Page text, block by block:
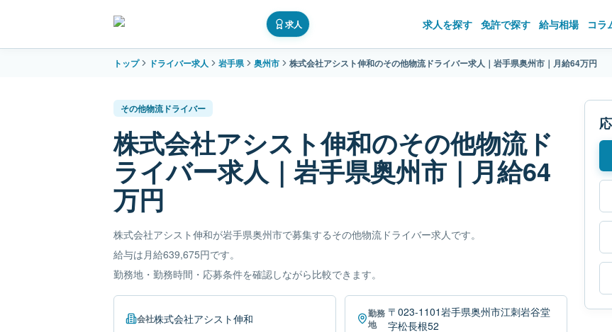
求人 求人を探す 免許で探す 給与相場 コラ
トップ ドライバー求人 岩手県 奥州市 株式会社アシスト伸和のその他物流ドライバー求人｜岩手県奥州市｜月給64万円
その他物流ドライバー
株式会社アシスト伸和のその他物流ド
ライバー求人｜岩手県奥州市｜月給64
万円
株式会社アシスト伸和が岩手県奥州市で募集するその他物流ドライバー求人です。
給与は月給639,675円です。
勤務地・勤務時間・応募条件を確認しながら比較できます。
会社株式会社アシスト伸和
勤務
地
〒023-1101岩手県奥州市江刺岩谷堂
字松長根52